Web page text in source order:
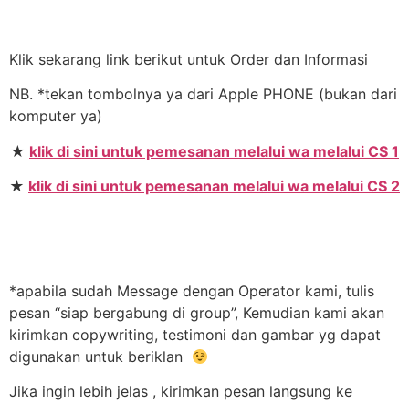
Klik sekarang link berikut untuk Order dan Informasi
NB. *tekan tombolnya ya dari Apple PHONE (bukan dari
komputer ya)
★ klik di sini untuk pemesanan melalui wa melalui CS 1
★ klik di sini untuk pemesanan melalui wa melalui CS 2
*apabila sudah Message dengan Operator kami, tulis
pesan “siap bergabung di group”, Kemudian kami akan
kirimkan copywriting, testimoni dan gambar yg dapat
digunakan untuk beriklan
Jika ingin lebih jelas , kirimkan pesan langsung ke